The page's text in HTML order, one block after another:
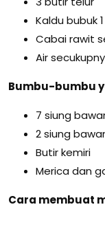
Kaldu bubuk
Cabai rawit
Air
Bumbu-bumbu
7 siung
2 siung
Butir kemiri
Merica dan
Cara membuat